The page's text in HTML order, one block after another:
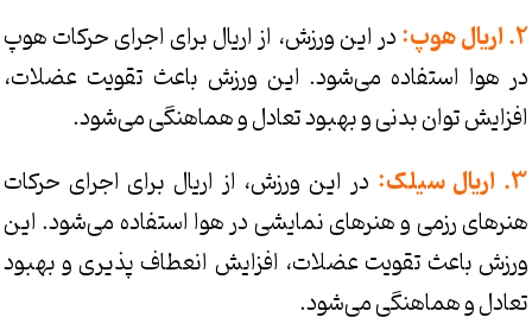
2. اریال هوپ:
در این ورزش، از اریال برای اجرای حرکات هوپ
در هوا استفاده می‌شود. این ورزش باعث تقویت عضلات،
افزایش توان بدنی و بهبود تعادل و هماهنگی می‌شود.
3. اریال سیلک:
در این ورزش، از اریال برای اجرای حرکات
هنرهای رزمی و هنرهای نمایشی در هوا استفاده می‌شود. این
ورزش باعث تقویت عضلات، افزایش انعطاف پذیری و بهبود
تعادل و هماهنگی می‌شود.